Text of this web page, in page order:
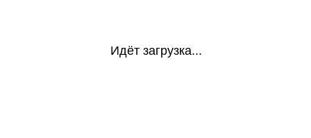
Идёт загрузка...